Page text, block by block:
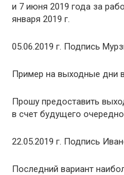
и 7 июня 2019 года за
января 2019 г.
05.06.2019 г. Подпись
Пример на выходные дни
Прошу предоставить
в счет будущего
22.05.2019 г. Подпись
Последний вариант